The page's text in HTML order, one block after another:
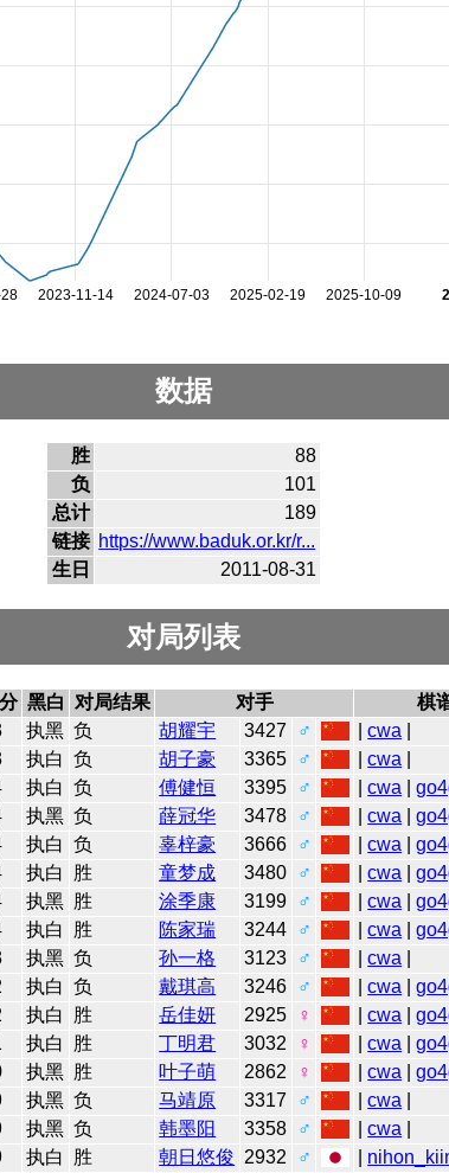
2023-11-14 2024-07-03 2025-02-19 2025-10-09
数据
胜
88
负
101
总计
189
链接 https://www.baduk.or.kr/r...
生日
2011-08-31
对局列表
黑白 对局结果 对手
棋
执黑 负 胡耀宇 3427 ♂ |cwa
执白 负 胡子豪 3365 ♂ |cwa
执白 负 傅健恒 3395 ♂ |cwa |
执黑 负 薛冠华 3478 ♂ |cwa |
执白 负 辜梓豪 3666 ♂ |cwa |
执白 胜 童梦成 3480 ♂ |cwa |
执黑 胜 涂季康 3199 ♂ |cwa |
执白 胜 陈家瑞 3244 ♂ |cwa |
执黑 负 孙一格 3123 ♂ |cwa
执白 负 戴琪高 3246 ♂ |cwa |
执白 胜 岳佳妍 2925 ♀ |cwa |
执白 胜 丁明君 3032 ♀ |cwa |
执黑 胜 叶子萌 2862 ♀ |cwa |
执黑 负 马靖原 3317 ♂ |cwa
执黑 负 韩墨阳 3358 ♂ |cwa
执白 胜 朝日悠俊 2932 ♂